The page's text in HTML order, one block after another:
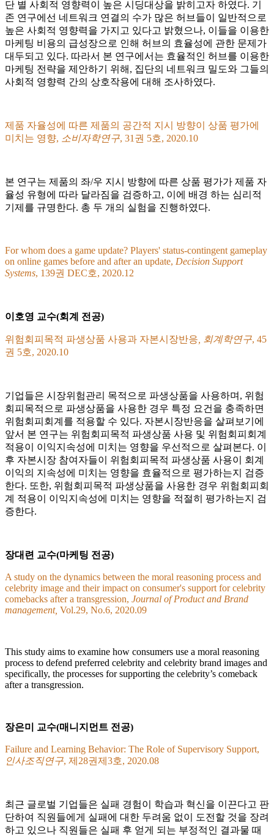
단 별 사회적 영향력이 높은 시딩대상을 밝히고자 하였다. 기
존 연구에선 네트워크 연결의 수가 많은 허브들이 일반적으로
높은 사회적 영향력을 가지고 있다고 밝혔으나, 이들을 이용한
마케팅 비용의 급성장으로 인해 허브의 효율성에 관한 문제가
대두되고 있다. 따라서 본 연구에서는 효율적인 허브를 이용한
마케팅 전략을 제안하기 위해, 집단의 네트워크 밀도와 그들의
사회적 영향력 간의 상호작용에 대해 조사하였다.
제품 자율성에 따른 제품의 공간적 지시 방향이 상품 평가에
미치는 영향, 소비자학연구, 31권 5호, 2020.10
본 연구는 제품의 좌/우 지시 방향에 따른 상품 평가가 제품 자
율성 유형에 따라 달라짐을 검증하고, 이에 배경 하는 심리적
기제를 규명한다. 총 두 개의 실험을 진행하였다.
For whom does a game update? Players' status-contingent gameplay
on online games before and after an update, Decision Support
Systems, 139권 DEC호, 2020.12
이호영 교수(회계 전공)
위험회피목적 파생상품 사용과 자본시장반응, 회계학연구, 45
권 5호, 2020.10
기업들은 시장위험관리 목적으로 파생상품을 사용하며, 위험
회피목적으로 파생상품을 사용한 경우 특정 요건을 충족하면
위험회피회계를 적용할 수 있다. 자본시장반응을 살펴보기에
앞서 본 연구는 위험회피목적 파생상품 사용 및 위험회피회계
적용이 이익지속성에 미치는 영향을 우선적으로 살펴본다. 이
후 자본시장 참여자들이 위험회피목적 파생상품 사용이 회계
이익의 지속성에 미치는 영향을 효율적으로 평가하는지 검증
한다. 또한, 위험회피목적 파생상품을 사용한 경우 위험회피회
계 적용이 이익지속성에 미치는 영향을 적절히 평가하는지 검
증한다.
장대련 교수(마케팅 전공)
A study on the dynamics between the moral reasoning process and
celebrity image and their impact on consumer's support for celebrity
comebacks after a transgression, Journal of Product and Brand
management, Vol.29, No.6, 2020.09
This study aims to examine how consumers use a moral reasoning
process to defend preferred celebrity and celebrity brand images and
specifically, the processes for supporting the celebrity’s comeback
after a transgression.
장은미 교수(매니지먼트 전공)
Failure and Learning Behavior: The Role of Supervisory Support,
인사조직연구, 제28권제3호, 2020.08
최근 글로벌 기업들은 실패 경험이 학습과 혁신을 이끈다고 판
단하여 직원들에게 실패에 대한 두려움 없이 도전할 것을 장려
하고 있으나 직원들은 실패 후 얻게 되는 부정적인 결과물 때